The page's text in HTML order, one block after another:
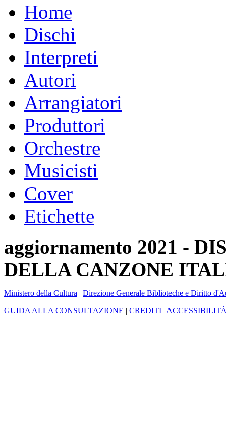
Home
Dischi
Interpreti
Autori
Arrangiatori
Produttori
Orchestre
Musicisti
Cover
Etichette
aggiornamento 2021 -
DELLA CANZONE
Ministero della Cultura | Direzione Generale Biblioteche e Diritto
GUIDA ALLA CONSULTAZIONE | CREDITI |